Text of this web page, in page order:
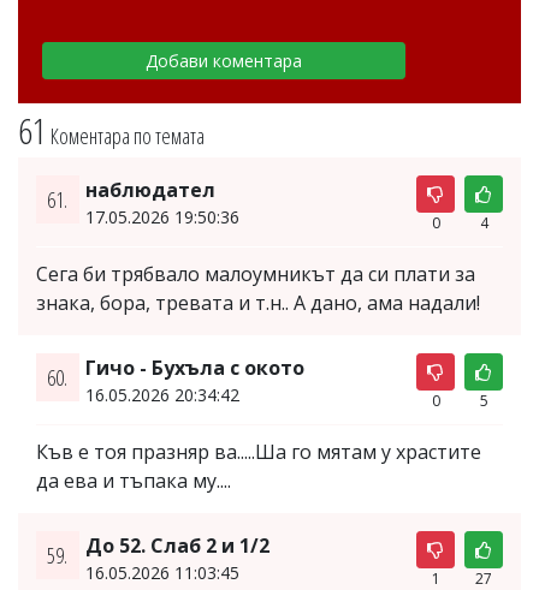
61 Коментара по темата
61. наблюдател
17.05.2026 19:50:36 0 4
Сега би трябвало малоумникът да си плати за
знака, бора, тревата и т.н.. А дано, ама надали!
60. Гичо - Бухъла с окото
16.05.2026 20:34:42 0 5
Къв е тоя празняр ва.....Ша го мятам у храстите
да ева и тъпака му....
59. До 52. Слаб 2 и 1/2
16.05.2026 11:03:45 1 27